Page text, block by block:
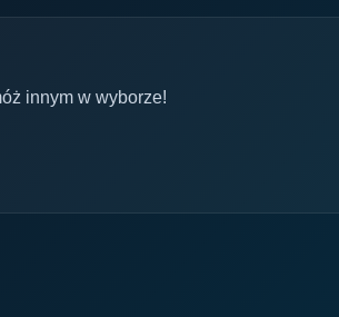
innym w wyborze!